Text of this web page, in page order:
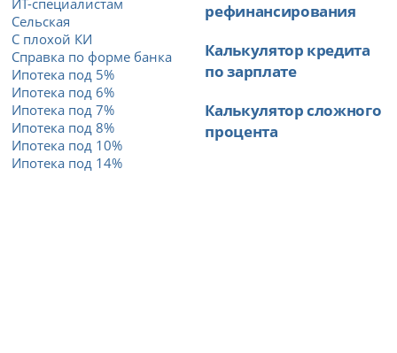
Сельская
С плохой КИ
Справка по форме банка
Ипотека под 5%
Ипотека под 6%
Ипотека под 7%
Ипотека под 8%
Ипотека под 10%
Ипотека под 14%
рефинансирования
Калькулятор кредита
по зарплате
Калькулятор сложного
процента